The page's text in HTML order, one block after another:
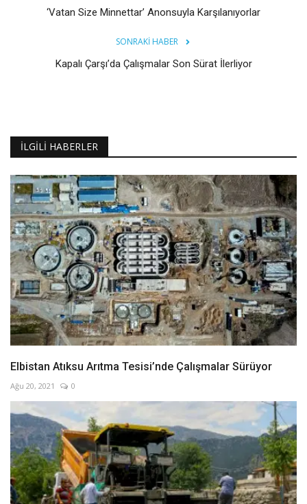
‘Vatan Size Minnettar’ Anonsuyla Karşılanıyorlar
SONRAKI HABER
Kapalı Çarşı’da Çalışmalar Son Sürat İlerliyor
İLGILI HABERLER
Elbistan Atıksu Arıtma Tesisi’nde Çalışmalar Sürüyor
Ağu 20, 2021 0